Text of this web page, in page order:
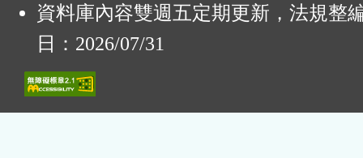
資料庫內容雙週五定期更新，法規整
日：2026/07/31